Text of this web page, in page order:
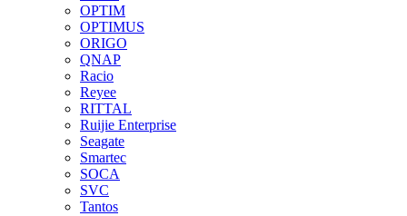
OPTIM
OPTIMUS
ORIGO
QNAP
Racio
Reyee
RITTAL
Ruijie Enterprise
Seagate
Smartec
SOCA
SVC
Tantos